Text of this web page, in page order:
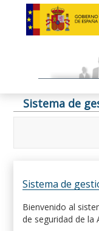
Sistema de
Sistema de
Bienvenido al
de seguridad de la